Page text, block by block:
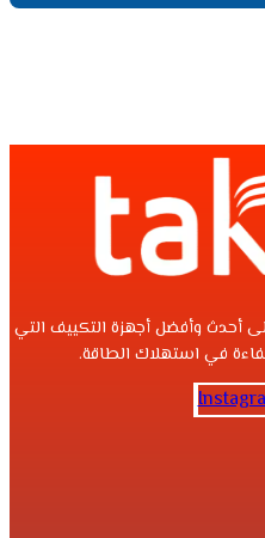
أحدث وأفضل أجهزة التكييف التي
في استهلاك الطاقة.